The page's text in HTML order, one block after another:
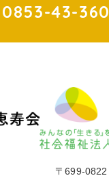
0853-43-
〒699-